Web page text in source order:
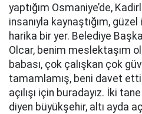
yaptığım Osmaniye’de,
insanıyla kaynaştığım, güzel
harika bir yer. Belediye
Olcar, benim meslektaşım
babası, çok çalışkan çok
tamamlamış, beni davet
açılışı için buradayız. İki
diyen büyükşehir, altı ayda